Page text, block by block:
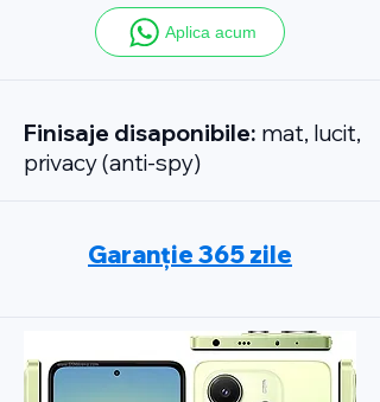
Aplica acum
Finisaje disaponibile: mat, lucit,
privacy (anti-spy)
Garanție 365 zile